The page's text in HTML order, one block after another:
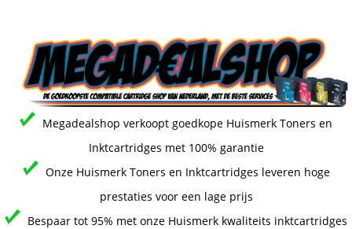
Megadealshop verkoopt goedkope Huismerk Toners en
Inktcartridges met 100% garantie
Onze Huismerk Toners en Inktcartridges leveren hoge
prestaties voor een lage prijs
Bespaar tot 95% met onze Huismerk kwaliteits inktcartridges